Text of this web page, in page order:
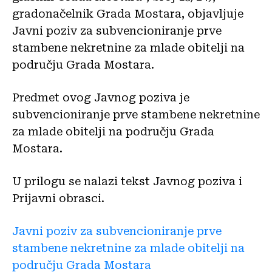
gradonačelnik Grada Mostara, objavljuje
Javni poziv za subvencioniranje prve
stambene nekretnine za mlade obitelji na
području Grada Mostara.
Predmet ovog Javnog poziva je
subvencioniranje prve stambene nekretnine
za mlade obitelji na području Grada
Mostara.
U prilogu se nalazi tekst Javnog poziva i
Prijavni obrasci.
Javni poziv za subvencioniranje prve
stambene nekretnine za mlade obitelji na
području Grada Mostara